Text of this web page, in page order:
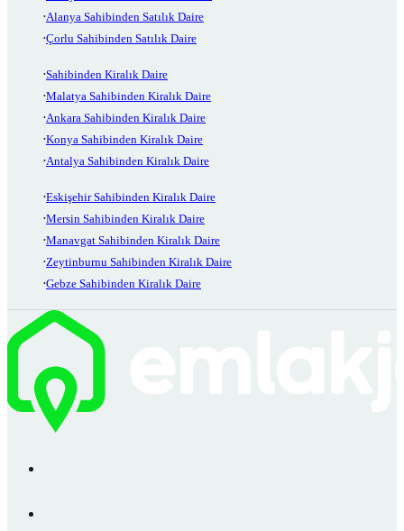
Alanya Sahibinden Satılık Daire
Çorlu Sahibinden Satılık Daire
Sahibinden Kiralık Daire
Malatya Sahibinden Kiralık Daire
Ankara Sahibinden Kiralık Daire
Konya Sahibinden Kiralık Daire
Antalya Sahibinden Kiralık Daire
Eskişehir Sahibinden Kiralık Daire
Mersin Sahibinden Kiralık Daire
Manavgat Sahibinden Kiralık Daire
Zeytinburnu Sahibinden Kiralık Daire
Gebze Sahibinden Kiralık Daire